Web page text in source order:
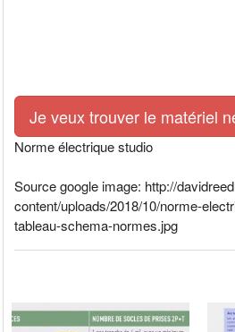
Je veux trouver le matériel
Norme électrique studio
Source google image: http://
content/uploads/2018/10/norme-
tableau-schema-normes.jpg